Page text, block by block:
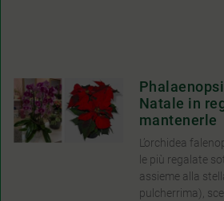
Natale in
mantenerle
L’orchidea
le più regalate
assieme alla
pulcherrima),